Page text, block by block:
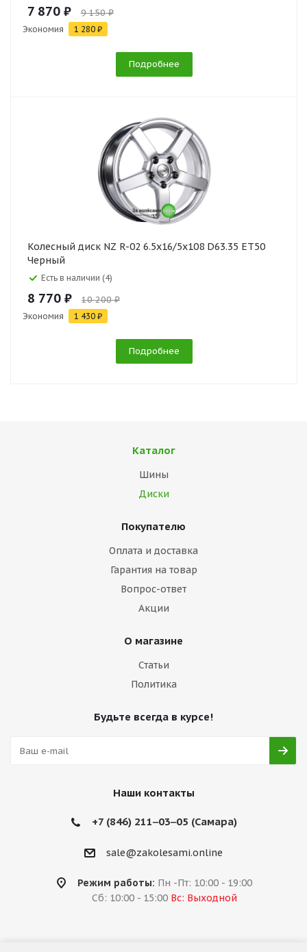
7 870 ₽ 9 150 ₽
Экономия 1 280 ₽
Подробнее
Колесный диск NZ R-02 6.5x16/5x108 D63.35 ET50
Черный
Есть в наличии (4)
8 770 ₽ 10 200 ₽
Экономия 1 430 ₽
Подробнее
Каталог
Шины
Диски
Покупателю
Оплата и доставка
Гарантия на товар
Вопрос-ответ
Акции
О магазине
Статьи
Политика
Будьте всегда в курсе!
Наши контакты
+7 (846) 211‒03‒05 (Самара)
sale@zakolesami.online
Режим работы: Пн -Пт: 10:00 - 19:00
Сб: 10:00 - 15:00 Вс: Выходной